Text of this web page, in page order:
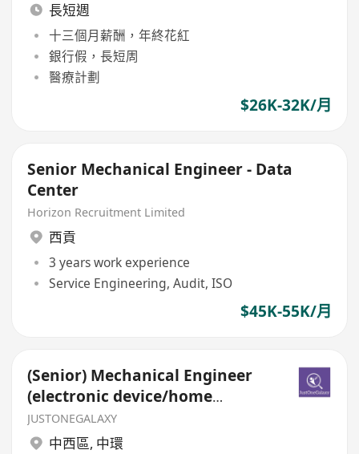
長短週
十三個月薪酬，年終花紅
銀行假，長短周
醫療計劃
$26K-32K/月
Senior Mechanical Engineer - Data
Center
Horizon Recruitment Limited
西貢
3 years work experience
Service Engineering, Audit, ISO
$45K-55K/月
(Senior) Mechanical Engineer
(electronic device/home
appliance/ IOT)
JUSTONEGALAXY
中西區, 中環